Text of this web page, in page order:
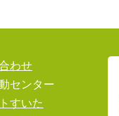
わせ
センター
すいた